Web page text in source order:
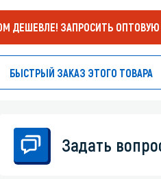
ДЕШЕВЛЕ! ЗАПРОСИТЬ ОПТОВУЮ
БЫСТРЫЙ ЗАКАЗ ЭТОГО ТОВАРА
Задать